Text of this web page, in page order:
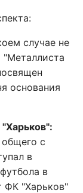
случае не
"Металлиста
основания
с
в
в
ФК "Харьков"